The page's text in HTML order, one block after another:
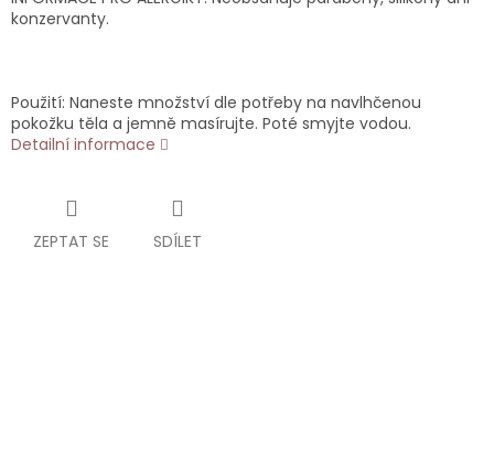
konzervanty.
Použití: Naneste množství dle potřeby na navlhčenou
pokožku těla a jemně masírujte. Poté smyjte vodou.
Detailní informace
ZEPTAT SE SDÍLET